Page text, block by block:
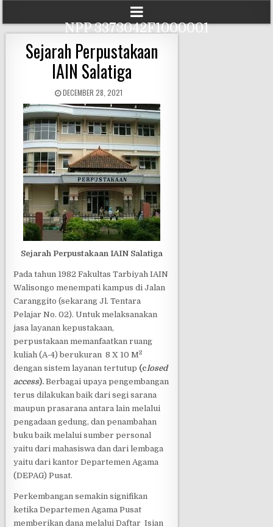
Sejarah Perpustakaan
IAIN Salatiga
DECEMBER 28, 2021
Sejarah Perpustakaan IAIN Salatiga
Pada tahun 1982 Fakultas Tarbiyah IAIN
Walisongo menempati kampus di Jalan
Caranggito (sekarang Jl. Tentara
Pelajar No. 02). Untuk melaksanakan
jasa layanan kepustakaan,
perpustakaan memanfaatkan ruang
kuliah (A-4) berukuran 8 X 10 M2
dengan sistem layanan tertutup (closed
access). Berbagai upaya pengembangan
terus dilakukan baik dari segi sarana
maupun prasarana antara lain melalui
pengadaan gedung, dan penambahan
buku baik melalui sumber personal
yaitu dari mahasiswa dan dari lembaga
yaitu dari kantor Departemen Agama
(DEPAG) Pusat.
Perkembangan semakin signifikan
ketika Departemen Agama Pusat
memberikan dana melalui Daftar Isian
NPP 3373042F1000001